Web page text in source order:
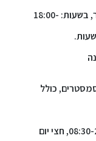
ימי לימוד: 5 ימי לימוד בשבוע בשעות הבוקר, בשעות: 18:00-
מותאם לאנשים עובדים – 3 שנים (8 סמסטרים, כולל
ימי הלימוד: יום לימודים מלא בשעות: 08:30-21:30, חצי יום